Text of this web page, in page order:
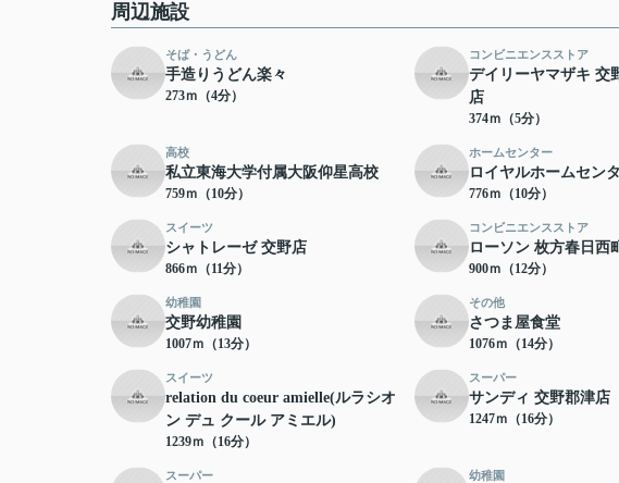
周辺施設
そば・うどん
手造りうどん楽々
273ｍ（4分）
コンビニエンスストア
デイリーヤマザキ 交
店
374ｍ（5分）
高校
私立東海大学付属大阪仰星高校
759ｍ（10分）
ホームセンター
ロイヤルホームセン
776ｍ（10分）
スイーツ
シャトレーゼ 交野店
866ｍ（11分）
コンビニエンスストア
ローソン 枚方春日西
900ｍ（12分）
幼稚園
交野幼稚園
1007ｍ（13分）
その他
さつま屋食堂
1076ｍ（14分）
スイーツ
relation du coeur amielle(ルラシオ
ン デュ クール アミエル)
1239ｍ（16分）
スーパー
サンディ 交野郡津店
1247ｍ（16分）
スーパー 幼稚園